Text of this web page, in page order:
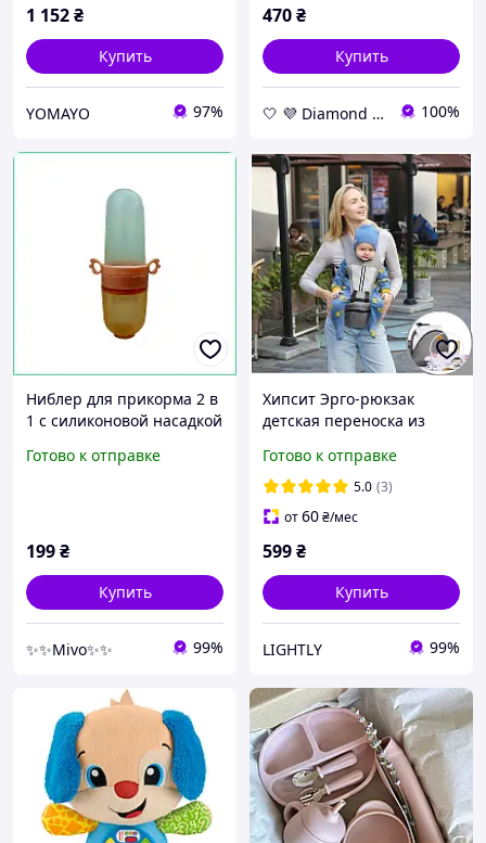
1 152₴
Купить
YOMAYO 97%
470₴
Купить
🤍 💜 Diamond 🤍 💜 100%
Ниблер для прикорма 2 в
1 с силиконовой насадкой
мл для детей 6 месяцев
Готово к отправке
199₴
Купить
✨✨Mivo✨✨ 99%
Хипсит Эрго-рюкзак
детская переноска из
детей от 6 до 36 месяцев
Серый n-13155
Готово к отправке
5.0 (3)
от60₴/мес
599₴
Купить
LIGHTLY 99%